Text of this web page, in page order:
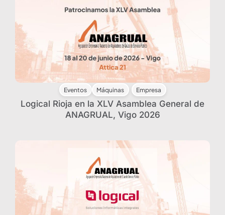
Eventos Máquinas Empresa
Logical Rioja en la XLV Asamblea General de
ANAGRUAL, Vigo 2026